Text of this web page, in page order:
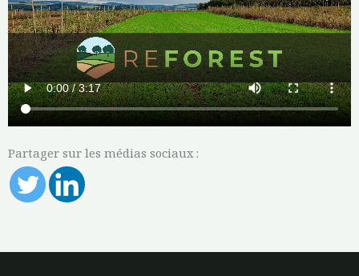
Partager sur les médias sociaux :